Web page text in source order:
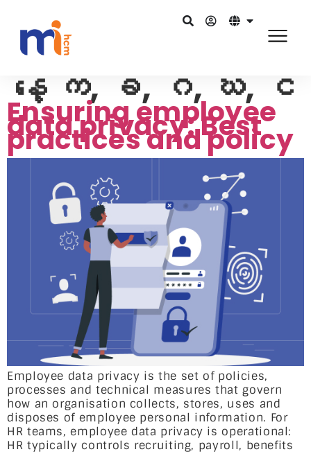
နေ့ က, ခ, ဂ, ဃ, င
Ensuring employee
data privacy: Best
practices and policy
Employee data privacy is the set of policies,
processes and technical measures that govern
how an organisation collects, stores, uses and
disposes of employee personal information. For
HR teams, employee data privacy is operational:
HR typically controls recruiting, payroll, benefits